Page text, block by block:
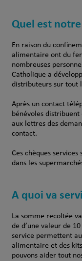
Quel est
En raison du
alimentaire ont du
nombreuses
Catholique a
distributeurs sur tout
Après un contact
bénévoles distribuent
aux lettres des
contact.
Ces chèques
dans les
A quoi va
La somme recoltée
de d’une valeur de
service permettent
alimentaire et des
pouvons aider tout